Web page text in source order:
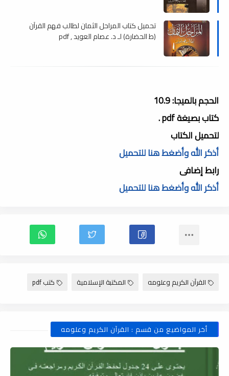
تحميل كتاب المراحل الثمان لطالب فهم القرآن
(ط الحضارة) لـ د. عصام العويد , pdf
الحجم بالميجا: 10.9
كتاب بصيغة pdf .
لتحميل الكتاب
أذكر الله وأضغط هنا للتحميل
رابط إضافى
أذكر الله وأضغط هنا للتحميل
القرآن الكريم وعلومه المكتبة الإسلامية كتب pdf
أخر المواضيع من قسم : القرآن الكريم وعلومه